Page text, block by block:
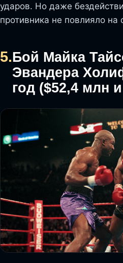
ударов. Но даже
противника не повлияло
5.Бой Майка
Эвандера
год ($52,4 млн